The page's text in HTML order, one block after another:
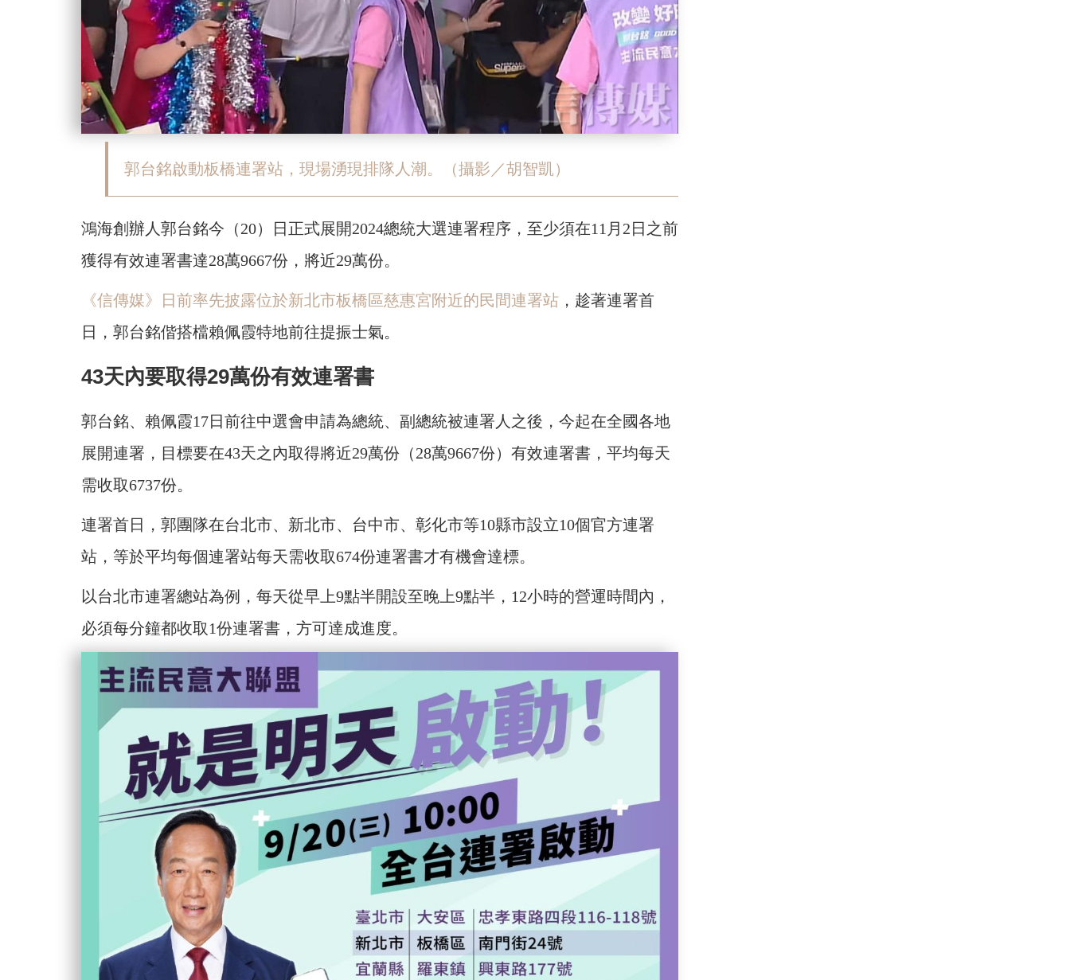
郭台銘啟動板橋連署站，現場湧現排隊人潮。（攝影／胡智凱）
鴻海創辦人郭台銘今（20）日正式展開2024總統大選連署程序，至少須在11月2日之前
獲得有效連署書達28萬9667份，將近29萬份。
《信傳媒》日前率先披露位於新北市板橋區慈惠宮附近的民間連署站 ，趁著連署首
日，郭台銘偕搭檔賴佩霞特地前往提振士氣。
43天內要取得29萬份有效連署書
郭台銘、賴佩霞17日前往中選會申請為總統、副總統被連署人之後，今起在全國各地
展開連署，目標要在43天之內取得將近29萬份（28萬9667份）有效連署書，平均每天
需收取6737份。
連署首日，郭團隊在台北市、新北市、台中市、彰化市等10縣市設立10個官方連署
站，等於平均每個連署站每天需收取674份連署書才有機會達標。
以台北市連署總站為例，每天從早上9點半開設至晚上9點半，12小時的營運時間內，
必須每分鐘都收取1份連署書，方可達成進度。